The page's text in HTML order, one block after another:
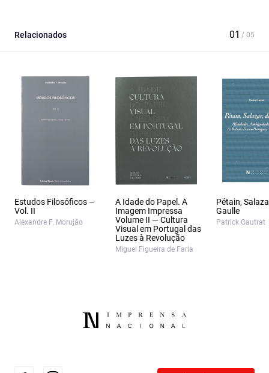
Relacionados
Estudos Filosóficos –
Vol. II
Alexandre F. Morujão
A Idade do Papel. A
Imagem Impressa
Volume II — Cultura
Visual em Portugal das
Luzes à Revolução
Miguel Figueira de Faria
Pétain,
Gaulle
Patrick Gautrat